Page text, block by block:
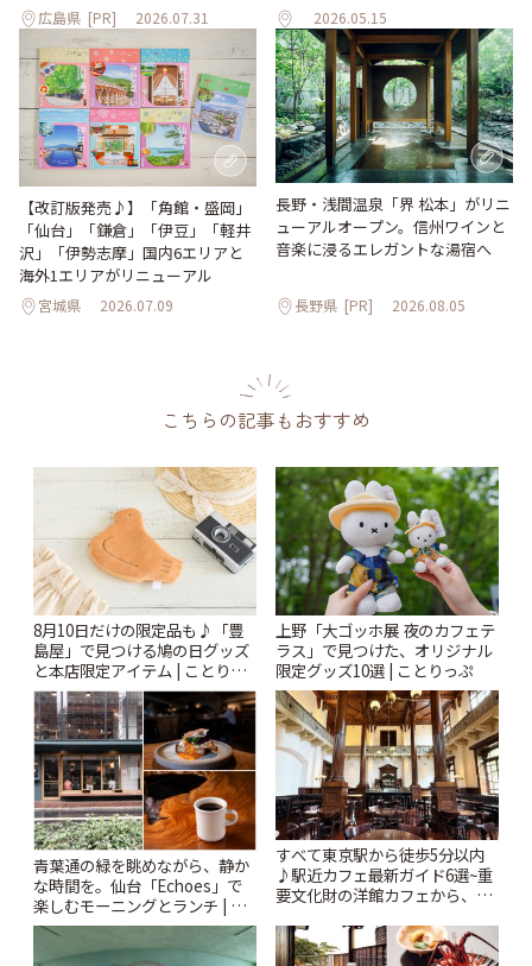
広島県 [PR] 2026.07.31 2026.05.15
【改訂版発売♪】「角館・盛岡」
「仙台」「鎌倉」「伊豆」「軽井
沢」「伊勢志摩」国内6エリアと
海外1エリアがリニューアル
宮城県 2026.07.09
長野・浅間温泉「界 松本」がリニ
ューアルオープン。信州ワインと
音楽に浸るエレガントな湯宿へ
長野県 [PR] 2026.08.05
こちらの記事もおすすめ
8月10日だけの限定品も♪「豊
島屋」で見つける鳩の日グッズ
と本店限定アイテム | ことりっ
ぷ
上野「大ゴッホ展 夜のカフェテ
ラス」で見つけた、オリジナル
限定グッズ10選 | ことりっぷ
青葉通の緑を眺めながら、静か
な時間を。仙台「Echoes」で
楽しむモーニングとランチ | こ
とりっぷ
すべて東京駅から徒歩5分以内
♪駅近カフェ最新ガイド6選~重
要文化財の洋館カフェから、改
りっぷ